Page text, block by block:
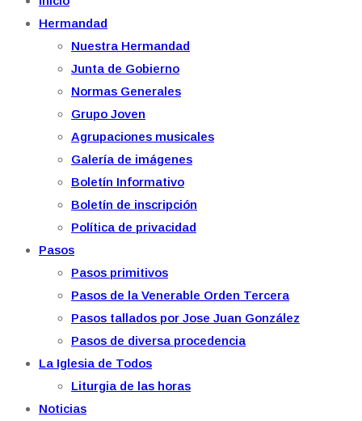
Hermandad
Nuestra Hermandad
Junta de Gobierno
Normas Generales
Grupo Joven
Agrupaciones musicales
Galería de imágenes
Boletín Informativo
Boletín de inscripción
Política de privacidad
Pasos
Pasos primitivos
Pasos de la Venerable Orden Tercera
Pasos tallados por Jose Juan González
Pasos de diversa procedencia
La Iglesia de Todos
Liturgia de las horas
Noticias